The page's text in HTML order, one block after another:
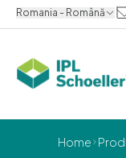
Romania - Română
Home